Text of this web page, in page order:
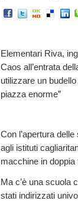
Elementari Riva,
Caos all’entrata
utilizzare un
piazza enorme”
Con l’apertura
agli istituti
macchine in doppia
Ma c’è una scuola
stati indirizzati